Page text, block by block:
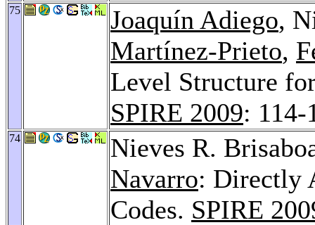
75 Joaquín Adiego,
Martínez-Prieto,
Level Structure
SPIRE 2009: 114-
74
Nieves R.
Navarro: Directly
Codes. SPIRE